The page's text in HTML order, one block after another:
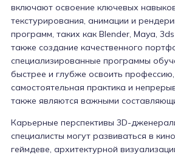
включают освоение ключевых
текстурирования, анимации и
программ, таких как Blender, Maya,
также создание качественного
специализированные программы
быстрее и глубже освоить
самостоятельная практика и
также являются важными
Карьерные перспективы 3D-
специалисты могут развиваться в
геймдеве, архитектурной